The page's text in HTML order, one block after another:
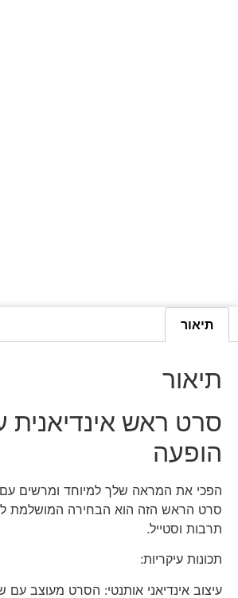
תיאור
תיאור
סרט ראש אינדיאנית
הופעה
הפכי את המראה שלך למיוחד ומרשים עם
סרט הראש הזה הוא הבחירה המושלמת
תרבות וסטייל.
תכונות עיקריות:
עיצוב אינדיאני אותנטי: הסרט מעוצב